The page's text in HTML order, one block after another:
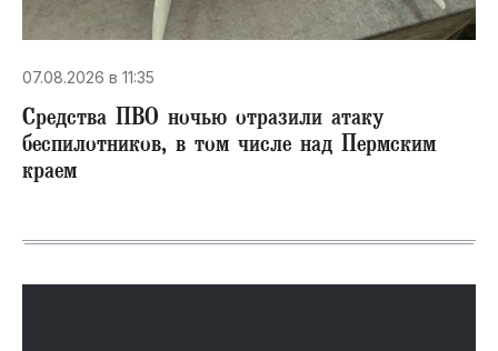
07.08.2026 в 11:35
Средства ПВО ночью отразили атаку
беспилотников, в том числе над Пермским
краем